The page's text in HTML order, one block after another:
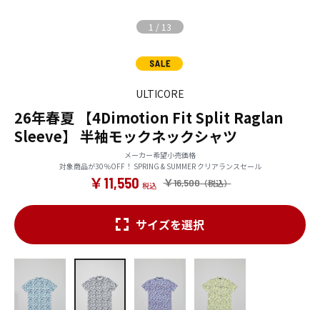
1 / 13
ULTICORE
26年春夏 【4Dimotion Fit Split Raglan
Sleeve】 半袖モックネックシャツ
メーカー希望小売価格
対象商品が30％OFF！ SPRING & SUMMER クリアランスセール
￥16,500
￥11,550
サイズを選択